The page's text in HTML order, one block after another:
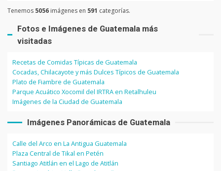
Tenemos 5056 imágenes en 591 categorías.
Fotos e Imágenes de Guatemala más
visitadas
Recetas de Comidas Típicas de Guatemala
Cocadas, Chilacayote y más Dulces Típicos de Guatemala
Plato de Fiambre de Guatemala
Parque Acuático Xocomil del IRTRA en Retalhuleu
Imágenes de la Ciudad de Guatemala
Imágenes Panorámicas de Guatemala
Calle del Arco en La Antigua Guatemala
Plaza Central de Tikal en Petén
Santiago Atitlán en el Lago de Atitlán